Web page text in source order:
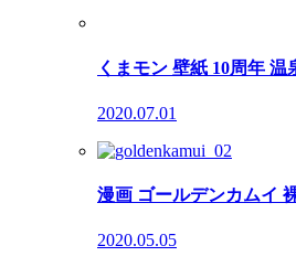
くまモン 壁紙 10周年 温
2020.07.01
漫画 ゴールデンカムイ
2020.05.05